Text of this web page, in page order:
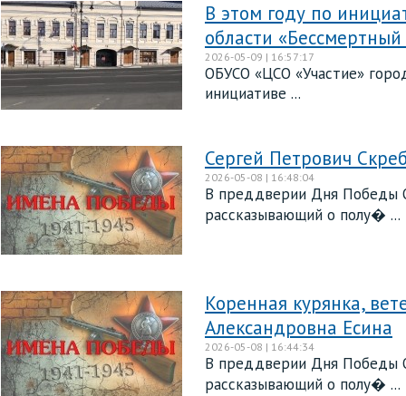
В этом году по
области
2026-05-09 | 16:57:17
ОБУСО «ЦСО «Участие»
инициативе ...
Сергей Петрович
2026-05-08 | 16:48:04
В преддверии Дня Победы
рассказывающий о полу� ...
Коренная курянка,
Александровна Есина
2026-05-08 | 16:44:34
В преддверии Дня Победы
рассказывающий о полу� ...